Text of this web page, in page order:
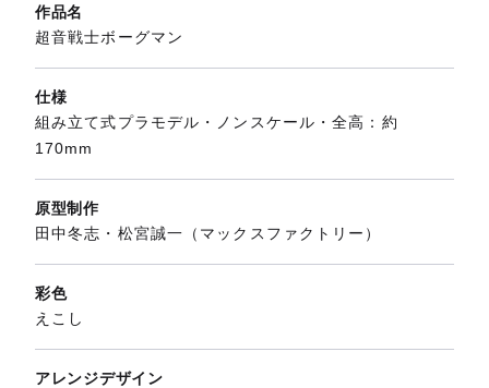
作品名
超音戦士ボーグマン
仕様
組み立て式プラモデル・ノンスケール・全高：約
170mm
原型制作
田中冬志・松宮誠一（マックスファクトリー）
彩色
えこし
アレンジデザイン